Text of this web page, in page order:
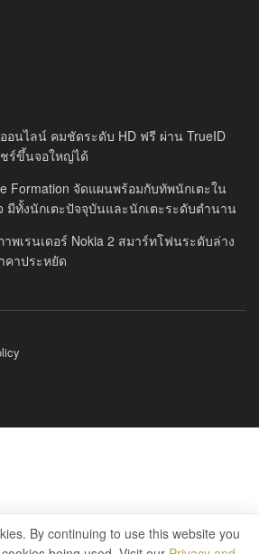
อนไลน์ คมชัดระดับ HD ฟรี ผ่าน TrueID
ร์ขึ้นจอใหญ่ได้
Formation จัดแผนพร้อมกับทัพนักเตะใน
มีทั้งนักเตะปัจจุบันและนักเตะระดับตำนาน
พเรนเดอร์ Nokia 2 สมาร์ทโฟนระดับล่าง
คาประหยัด
By continuing to use this website you